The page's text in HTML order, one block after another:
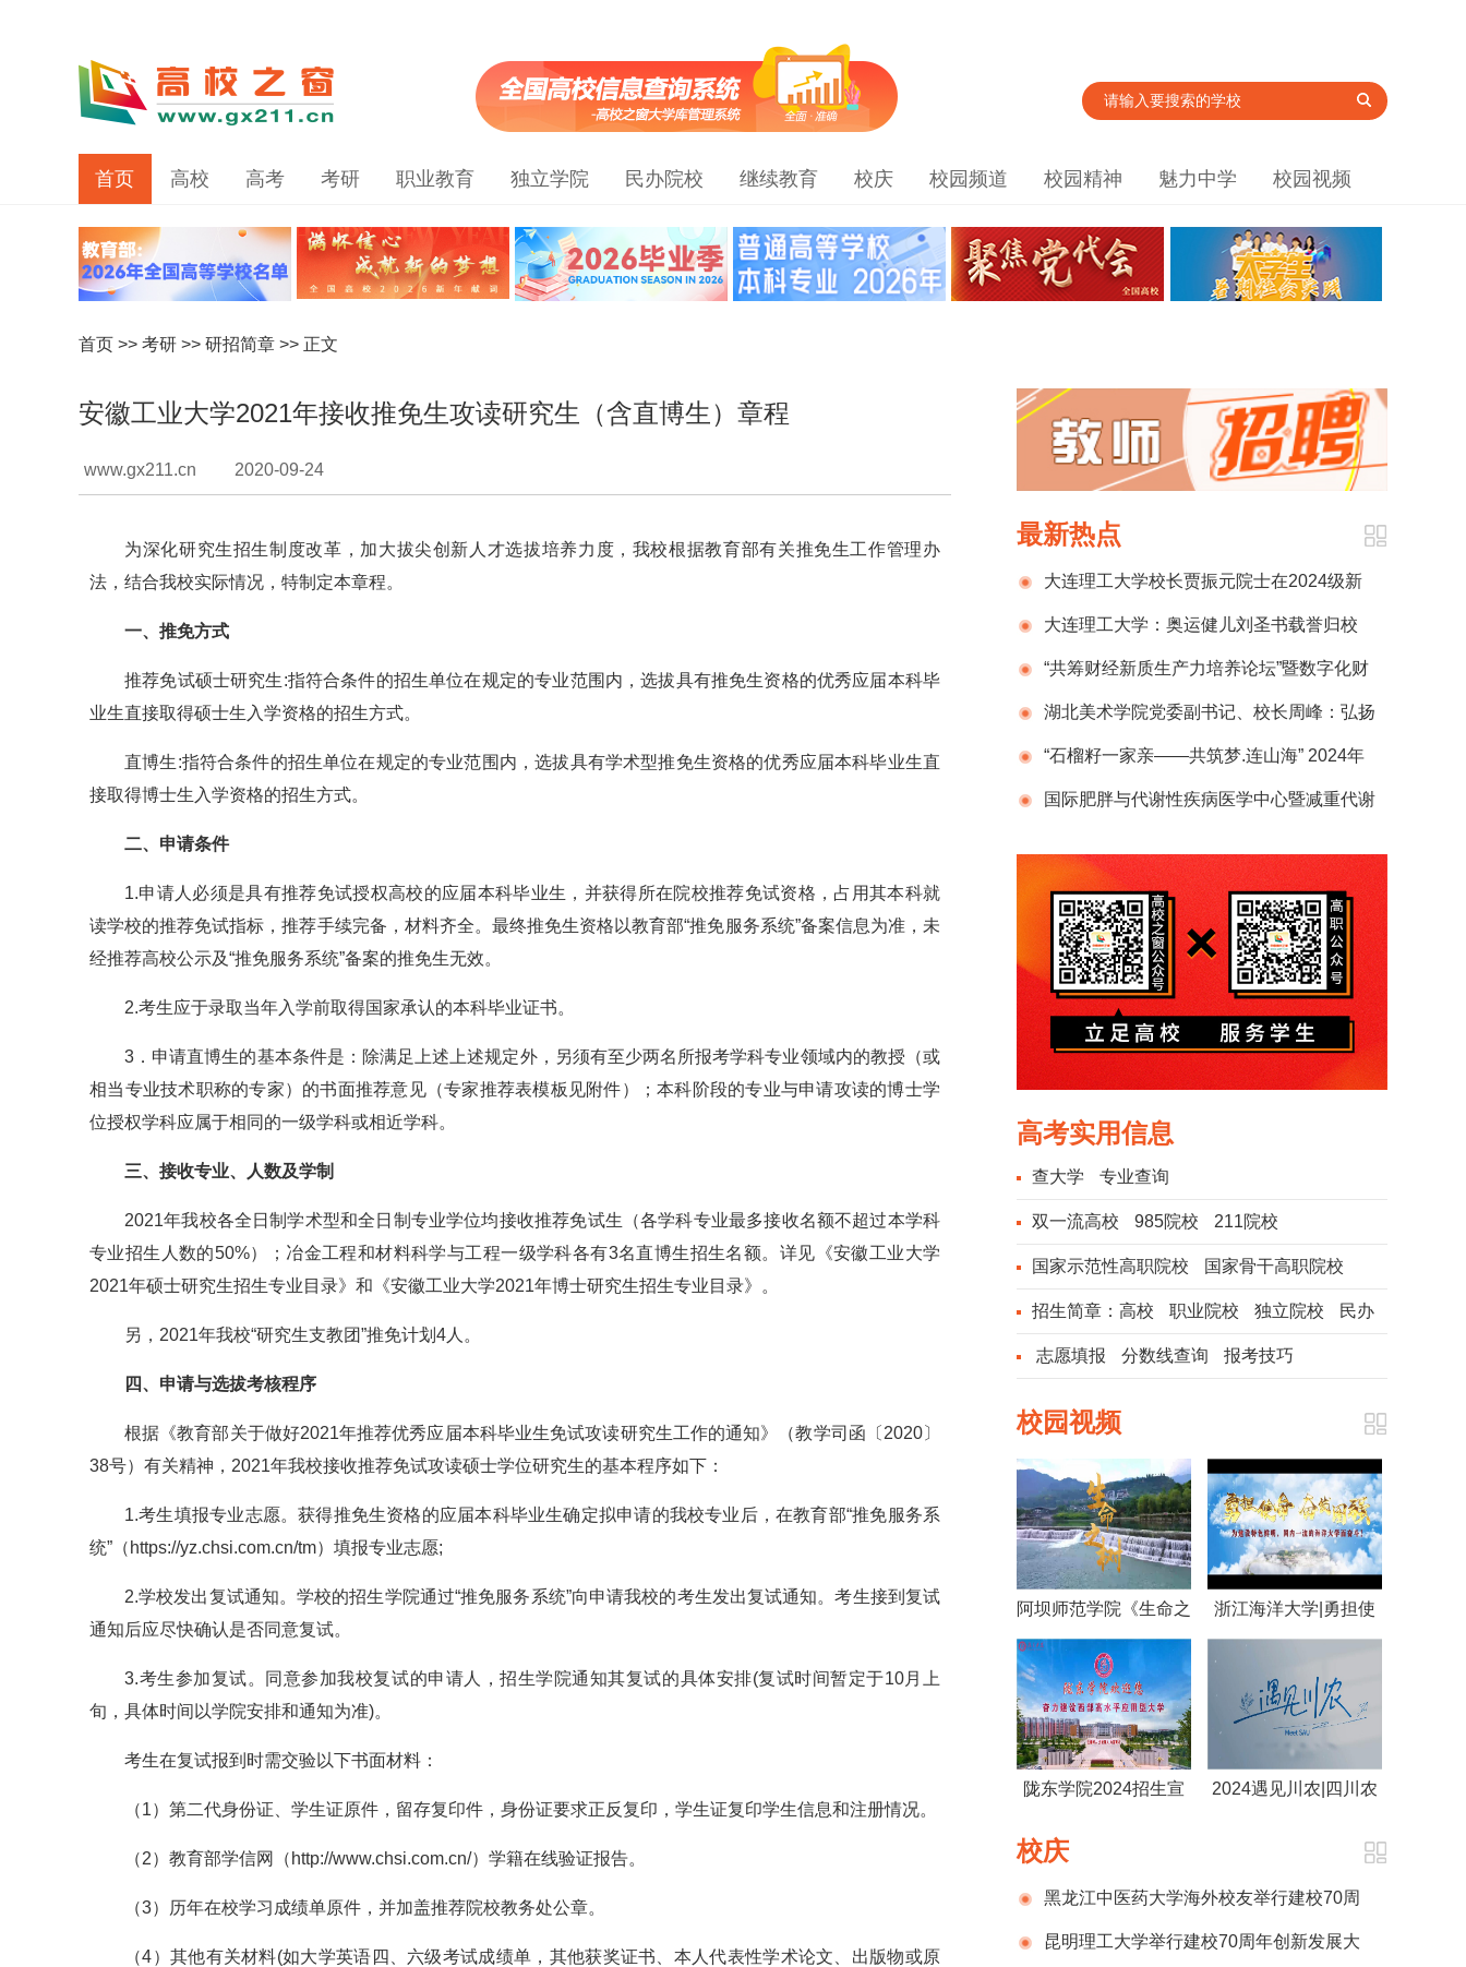
首页 高校 高考 考研 职业教育 独立学院 民办院校 继续教育 校庆 校园频道 校园精神 魅力中学 校园视频
首页 >> 考研 >> 研招简章 >> 正文
安徽工业大学2021年接收推免生攻读研究生（含直博生）章程
www.gx211.cn 2020-09-24
为深化研究生招生制度改革，加大拔尖创新人才选拔培养力度，我校根据教育部有关推免生工作管理办
法，结合我校实际情况，特制定本章程。
一、推免方式
推荐免试硕士研究生:指符合条件的招生单位在规定的专业范围内，选拔具有推免生资格的优秀应届本科毕
业生直接取得硕士生入学资格的招生方式。
直博生:指符合条件的招生单位在规定的专业范围内，选拔具有学术型推免生资格的优秀应届本科毕业生直
接取得博士生入学资格的招生方式。
二、申请条件
1.申请人必须是具有推荐免试授权高校的应届本科毕业生，并获得所在院校推荐免试资格，占用其本科就
读学校的推荐免试指标，推荐手续完备，材料齐全。最终推免生资格以教育部“推免服务系统”备案信息为准，未
经推荐高校公示及“推免服务系统”备案的推免生无效。
2.考生应于录取当年入学前取得国家承认的本科毕业证书。
3．申请直博生的基本条件是：除满足上述上述规定外，另须有至少两名所报考学科专业领域内的教授（或
相当专业技术职称的专家）的书面推荐意见（专家推荐表模板见附件）；本科阶段的专业与申请攻读的博士学
位授权学科应属于相同的一级学科或相近学科。
三、接收专业、人数及学制
2021年我校各全日制学术型和全日制专业学位均接收推荐免试生（各学科专业最多接收名额不超过本学科
专业招生人数的50%）；冶金工程和材料科学与工程一级学科各有3名直博生招生名额。详见《安徽工业大学
2021年硕士研究生招生专业目录》和《安徽工业大学2021年博士研究生招生专业目录》。
另，2021年我校“研究生支教团”推免计划4人。
四、申请与选拔考核程序
根据《教育部关于做好2021年推荐优秀应届本科毕业生免试攻读研究生工作的通知》（教学司函〔2020〕
38号）有关精神，2021年我校接收推荐免试攻读硕士学位研究生的基本程序如下：
1.考生填报专业志愿。获得推免生资格的应届本科毕业生确定拟申请的我校专业后，在教育部“推免服务系
统”（https://yz.chsi.com.cn/tm）填报专业志愿;
2.学校发出复试通知。学校的招生学院通过“推免服务系统”向申请我校的考生发出复试通知。考生接到复试
通知后应尽快确认是否同意复试。
3.考生参加复试。同意参加我校复试的申请人，招生学院通知其复试的具体安排(复试时间暂定于10月上
旬，具体时间以学院安排和通知为准)。
考生在复试报到时需交验以下书面材料：
（1）第二代身份证、学生证原件，留存复印件，身份证要求正反复印，学生证复印学生信息和注册情况。
（2）教育部学信网（http://www.chsi.com.cn/）学籍在线验证报告。
（3）历年在校学习成绩单原件，并加盖推荐院校教务处公章。
（4）其他有关材料(如大学英语四、六级考试成绩单，其他获奖证书、本人代表性学术论文、出版物或原
最新热点
大连理工大学校长贾振元院士在2024级新
生开学典礼上的致辞
大连理工大学：奥运健儿刘圣书载誉归校
“共筹财经新质生产力培养论坛”暨数字化财
税行业产教融合共同体2024年半年度总结计划
发布会在京成功举办
湖北美术学院党委副书记、校长周峰：弘扬
新时代教育家精神 锻造新百年湖美良师
“石榴籽一家亲——共筑梦.连山海” 2024年
那曲市小学生赴辽宁社会实践活动圆满结束
国际肥胖与代谢性疾病医学中心暨减重代谢
新征程
高考实用信息
查大学 专业查询
双一流高校 985院校 211院校
国家示范性高职院校 国家骨干高职院校
招生简章： 高校 职业院校 独立院校 民办
院校志愿填报 分数线查询 报考技巧
校园视频
阿坝师范学院《生命之
树》
浙江海洋大学|勇担使
色鲜明，国内一流的海
洋大学而奋斗！
陇东学院2024招生宣 2024遇见川农|四川农
校庆
黑龙江中医药大学海外校友举行建校70周
年庆祝活动
昆明理工大学举行建校70周年创新发展大